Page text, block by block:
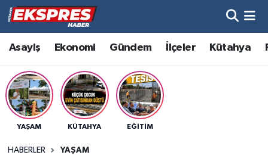
Asayiş Ekonomi Gündem İlçeler Kütahya
YAŞAM KÜTAHYA EĞITIM
HABERLER YAŞAM
Altıntaş
Asayiş
Aslanapa
Hava Durumu
Trafik Durumu
Süper Lig Puan Durumu ve Fikstür